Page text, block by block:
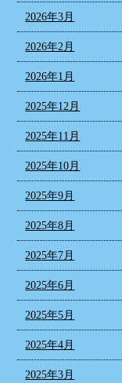
2026年3月
2026年2月
2026年1月
2025年12月
2025年11月
2025年10月
2025年9月
2025年8月
2025年7月
2025年6月
2025年5月
2025年4月
2025年3月